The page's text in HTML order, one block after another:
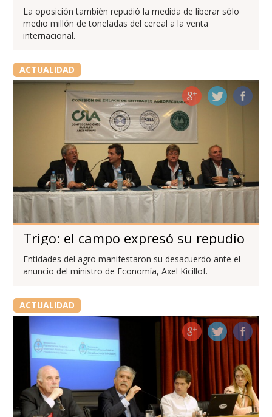
La oposición también repudió la medida de liberar sólo
medio millón de toneladas del cereal a la venta
internacional.
ACTUALIDAD
Trigo: el campo expresó su repudio
Entidades del agro manifestaron su desacuerdo ante el
anuncio del ministro de Economía, Axel Kicillof.
ACTUALIDAD